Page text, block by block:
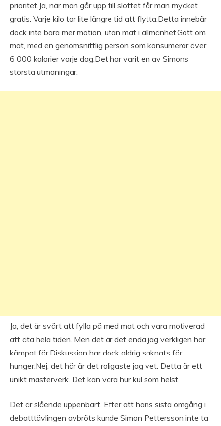
prioritet.Ja, när man går upp till slottet får man mycket
gratis. Varje kilo tar lite längre tid att flytta.Detta innebär
dock inte bara mer motion, utan mat i allmänhet.Gott om
mat, med en genomsnittlig person som konsumerar över
6 000 kalorier varje dag.Det har varit en av Simons
största utmaningar.
Ja, det är svårt att fylla på med mat och vara motiverad
att äta hela tiden. Men det är det enda jag verkligen har
kämpat för.Diskussion har dock aldrig saknats för
hunger.Nej, det här är det roligaste jag vet. Detta är ett
unikt mästerverk. Det kan vara hur kul som helst.
Det är slående uppenbart. Efter att hans sista omgång i
debatttävlingen avbröts kunde Simon Pettersson inte ta